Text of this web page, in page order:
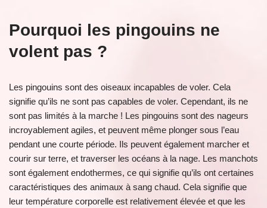
Pourquoi les pingouins ne
volent pas ?
Les pingouins sont des oiseaux incapables de voler. Cela
signifie qu’ils ne sont pas capables de voler. Cependant, ils ne
sont pas limités à la marche ! Les pingouins sont des nageurs
incroyablement agiles, et peuvent même plonger sous l’eau
pendant une courte période. Ils peuvent également marcher et
courir sur terre, et traverser les océans à la nage. Les manchots
sont également endothermes, ce qui signifie qu’ils ont certaines
caractéristiques des animaux à sang chaud. Cela signifie que
leur température corporelle est relativement élevée et que les